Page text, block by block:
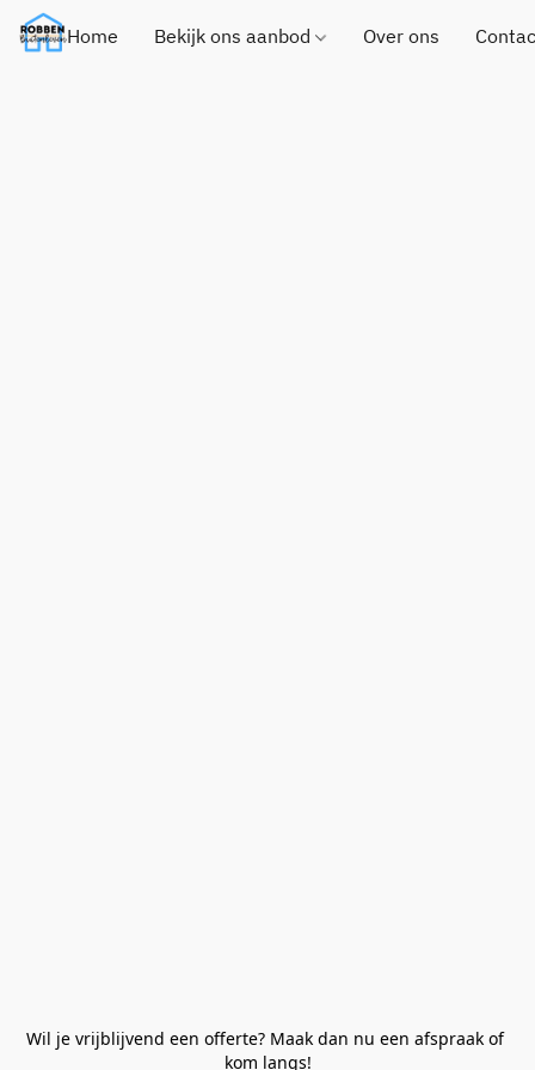
Home Bekijk ons aanbod Over ons
Wil je vrijblijvend een offerte? Maak dan nu een afspraak of
kom langs!